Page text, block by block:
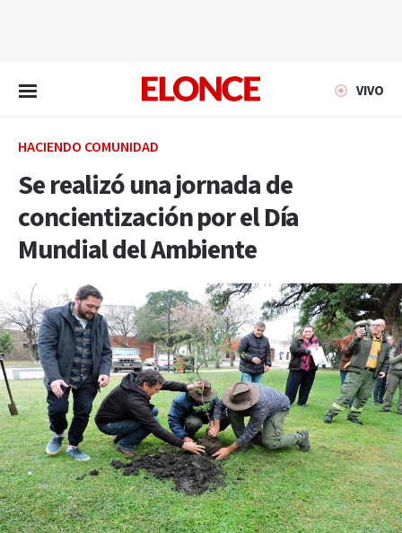
VIVO
HACIENDO COMUNIDAD
Se realizó una jornada de
concientización por el Día
Mundial del Ambiente